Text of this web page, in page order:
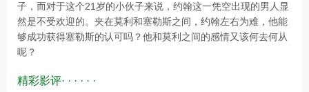
子，而对于这个21岁的小伙子来说，约翰这一凭空出现的男人显
然是不受欢迎的。夹在莫利和塞勒斯之间，约翰左右为难，他能
够成功获得塞勒斯的认可吗？他和莫利之间的感情又该何去何从
呢？
精彩影评· · · · · ·